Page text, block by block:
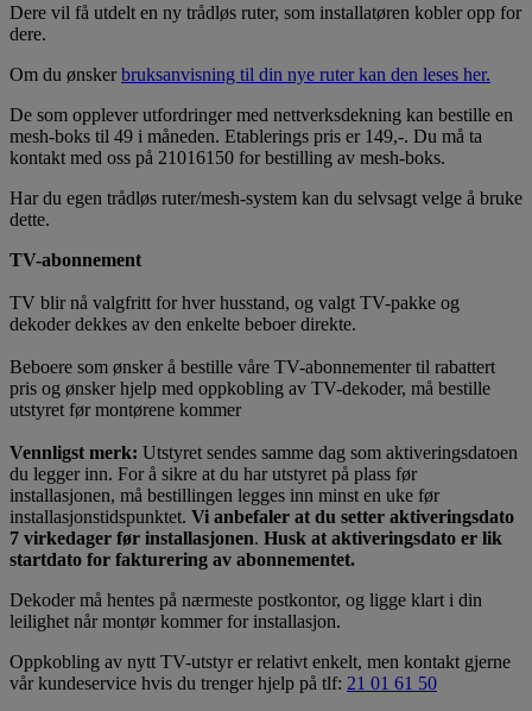
Dere vil få utdelt en ny trådløs ruter, som installatøren kobler opp for
dere.
Om du ønskerbruksanvisning til din nye ruter kan den leses her.
De som opplever utfordringer med nettverksdekning kan bestille en
mesh-boks til 49 i måneden. Etablerings pris er 149,-. Du må ta
kontakt med oss på 21016150 for bestilling av mesh-boks.
Har du egen trådløs ruter/mesh-system kan du selvsagt velge å bruke
dette.
TV-abonnement
TV blir nå valgfritt for hver husstand, og valgt TV-pakke og
dekoder dekkes av den enkelte beboer direkte.
Beboere som ønsker å bestille våre TV-abonnementer til rabattert
pris og ønsker hjelp med oppkobling av TV-dekoder, må bestille
utstyret før montørene kommer
Vennligst merk: Utstyret sendes samme dag som aktiveringsdatoen
du legger inn. For å sikre at du har utstyret på plass før
installasjonen, må bestillingen legges inn minst en uke før
installasjonstidspunktet. Vi anbefaler at du setter aktiveringsdato
7 virkedager før installasjonen. Husk at aktiveringsdato er lik
startdato for fakturering av abonnementet.
Dekoder må hentes på nærmeste postkontor, og ligge klart i din
leilighet når montør kommer for installasjon.
Oppkobling av nytt TV-utstyr er relativt enkelt, men kontakt gjerne
vår kundeservice hvis du trenger hjelp på tlf: 21 01 61 50